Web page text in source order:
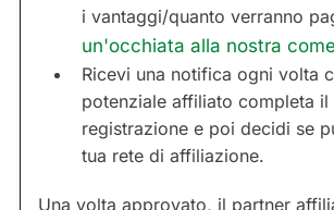
i vantaggi/quanto verranno
un'occhiata alla nostra
Ricevi una notifica ogni volta
potenziale affiliato completa
registrazione e poi decidi se
tua rete di affiliazione.
Una volta approvato, il partner